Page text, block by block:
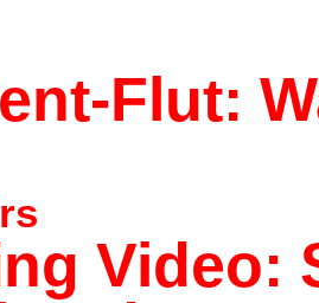
Flut:
Video: